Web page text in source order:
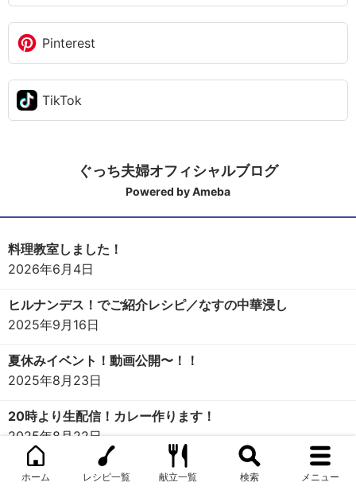
Pinterest
TikTok
ぐっち夫婦オフィシャルブログ
Powered by Ameba
料理教室しました！
2026年6月4日
ヒルナンデス！でご紹介レシピ／なすの中華浸し
2025年9月16日
夏休みイベント！動画公開〜！！
2025年8月23日
20時より生配信！カレー作ります！
2025年8月22日
ツンと香る！あと引く旨さの【きゅうりのからし漬け】
ホーム レシピ一覧 献立一覧 検索 メニュー